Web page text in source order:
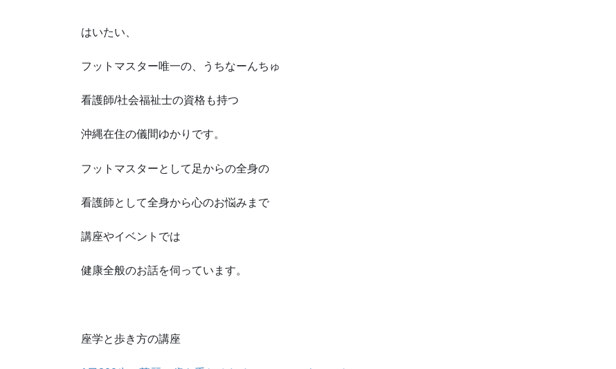
はいたい、
フットマスター唯一の、うちなーんちゅ
看護師/社会福祉士の資格も持つ
沖縄在住の儀間ゆかりです。
フットマスターとして足からの全身の
看護師として全身から心のお悩みまで
講座やイベントでは
健康全般のお話を伺っています。
座学と歩き方の講座